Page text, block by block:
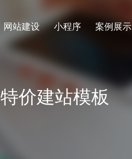
网站建设 小程序 案例展示
特价建站模板